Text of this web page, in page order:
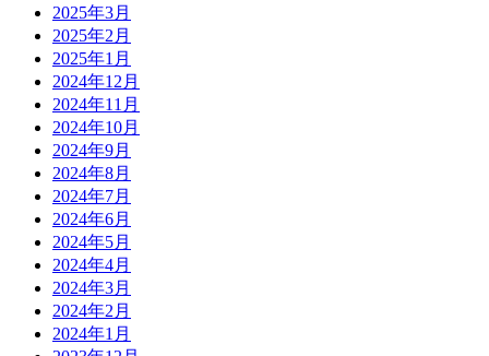
2025年3月
2025年2月
2025年1月
2024年12月
2024年11月
2024年10月
2024年9月
2024年8月
2024年7月
2024年6月
2024年5月
2024年4月
2024年3月
2024年2月
2024年1月